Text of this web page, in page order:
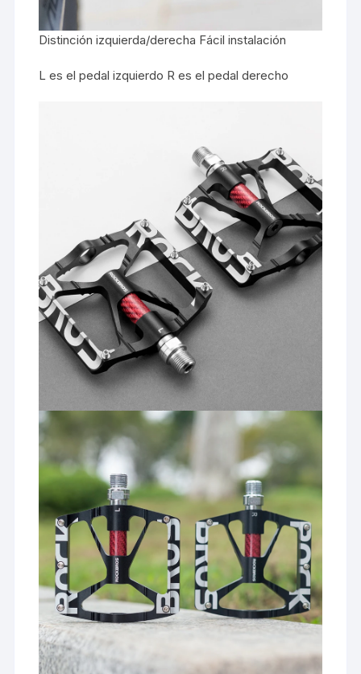
Distinción izquierda/derecha Fácil instalación
L es el pedal izquierdo R es el pedal derecho